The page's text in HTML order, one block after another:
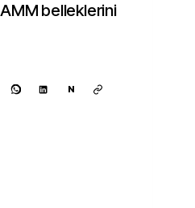
belleklerini
N